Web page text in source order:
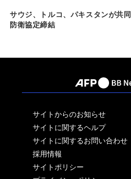
サウジ、トルコ、パキスタンが共同
防衛協定締結
サイトからのお知らせ
サイトに関するヘルプ
サイトに関するお問い合わせ
採用情報
サイトポリシー